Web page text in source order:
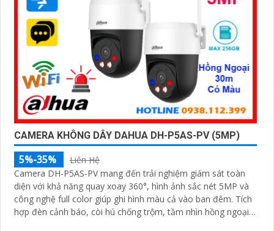
CAMERA KHÔNG DÂY DAHUA DH-P5AS-PV (5MP)
5%-35%
Liên Hệ
Camera DH-P5AS-PV mang đến trải nghiệm giám sát toàn
diện với khả năng quay xoay 360°, hình ảnh sắc nét 5MP và
công nghệ full color giúp ghi hình màu cả vào ban đêm. Tích
hợp đèn cảnh báo, còi hú chống trộm, tầm nhìn hồng ngoại